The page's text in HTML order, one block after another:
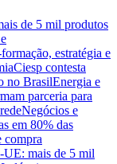
de 5 mil produtos
estratégia e
Ciesp contesta
no BrasilEnergia e
parceria para
Negócios e
em 80% das
compra
mais de 5 mil